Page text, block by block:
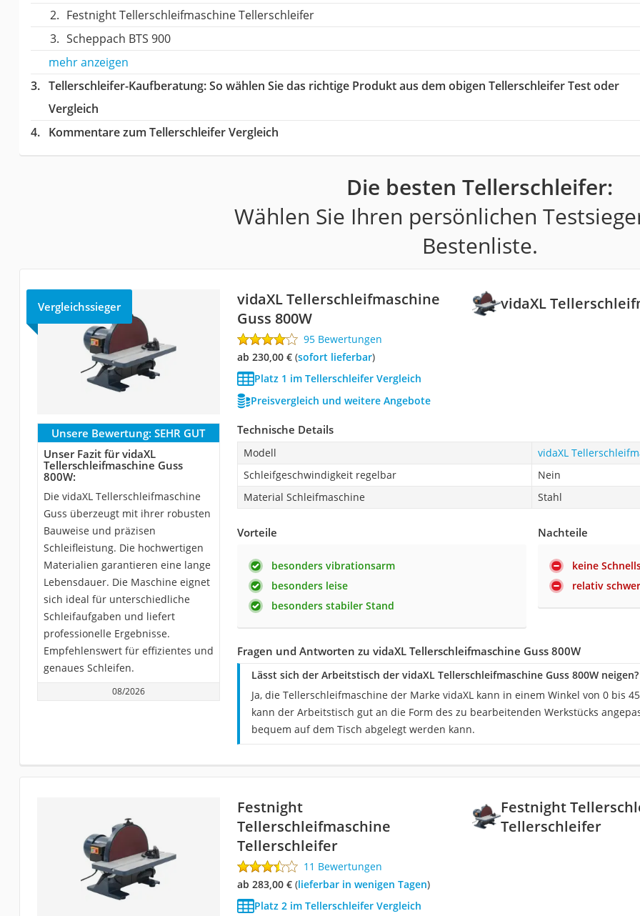
Festnight Tellerschleifmaschine Tellerschleifer
Scheppach BTS 900
mehr anzeigen
Tellerschleifer-Kaufberatung: So wählen Sie das richtige Produkt aus dem obigen Tellerschleifer Test oder
Vergleich
Kommentare zum Tellerschleifer Vergleich
Die besten Tellerschleifer:
Wählen Sie Ihren persönlichen
Bestenliste.
vidaXL
Vergleichssieger
vidaXL Tellerschleifmaschine
Guss 800W
95 Bewertungen
ab 230,00 €( Sofort lieferbar)
Platz 1 im Tellerschleifer Vergleich
Preisvergleich und weitere Angebote
Unsere Bewertung: SEHR GUT
Unser Fazit für vidaXL
Tellerschleifmaschine Guss
800W:
Die vidaXL Tellerschleifmaschine
Guss überzeugt mit ihrer robusten
Bauweise und präzisen
Schleifleistung. Die hochwertigen
Materialien garantieren eine lange
Lebensdauer. Die Maschine eignet
sich ideal für unterschiedliche
Schleifaufgaben und liefert
professionelle Ergebnisse.
Empfehlenswert für effizientes und
genaues Schleifen.
08/2026
Technische Details
Modell
vidaXL
Schleifgeschwindigkeit regelbar
Nein
Material Schleifmaschine
Stahl
Vorteile
besonders vibrationsarm
besonders leise
besonders stabiler Stand
Nachteile
keine
relativ schwer
Fragen und Antworten zu vidaXL Tellerschleifmaschine Guss 800W
Lässt sich der Arbeitstisch der vidaXL Tellerschleifmaschine Guss 800W neigen?
Ja, die Tellerschleifmaschine der Marke vidaXL kann in einem Winkel von 0 bis
kann der Arbeitstisch gut an die Form des zu bearbeitenden Werkstücks
bequem auf dem Tisch abgelegt werden kann.
Festnight
Tellerschleifer
Festnight
Tellerschleifmaschine
Tellerschleifer
11 Bewertungen
ab 283,00 €( Lieferbar in wenigen Tagen)
Platz 2 im Tellerschleifer Vergleich